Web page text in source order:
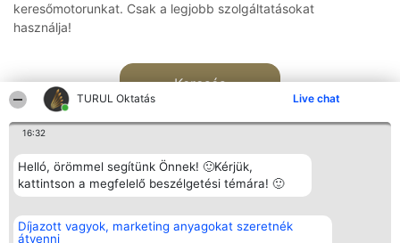
TURUL Oktatás Live chat
16:32
Helló, örömmel segítünk Önnek! 🙂Kérjük,
kattintson a megfelelő beszélgetési témára! 🙂
Díjazott vagyok, marketing anyagokat szeretnék
átvenni
keresőmotorunkat. Csak a legjobb szolgáltatásokat
használja!
Keresés
Rangsorszervező
SC Beautiful Company S.R.L.
Bulevardul Aleea Timișul De
Népszavazás
Nyertesek
Elérhetőség
Elérhetőség